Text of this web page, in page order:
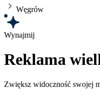
Węgrów
Wynajmij
Reklama
Zwiększ widoczność swojej